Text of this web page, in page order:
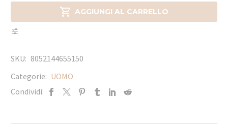
 AGGIUNGI AL CARRELLO
SKU: 8052144655150
Categorie: UOMO
Condividi: